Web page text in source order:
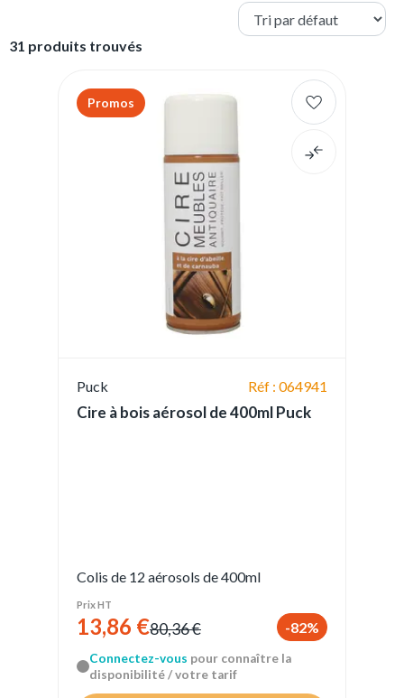
31 produits trouvés
Promos
Puck Réf : 064941
Cire à bois aérosol de 400ml Puck
Colis de 12 aérosols de 400ml
Prix HT
13,86 €80,36 € -82%
Connectez-vous pour connaître la
disponibilité / votre tarif